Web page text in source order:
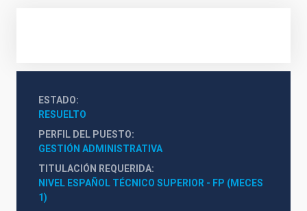
ESTADO
RESUELTO
PERFIL DEL PUESTO
GESTIÓN ADMINISTRATIVA
TITULACIÓN REQUERIDA
NIVEL ESPAÑOL TÉCNICO SUPERIOR - FP (MECES
1)